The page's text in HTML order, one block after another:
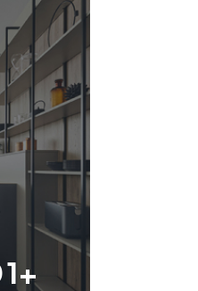
+1 800 13 456 789